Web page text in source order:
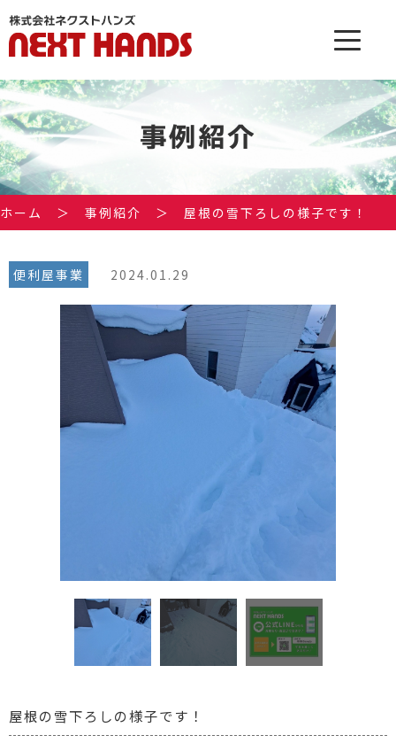
事例紹介
ホーム ＞ 事例紹介 ＞ 屋根の雪下ろしの様子です！
便利屋事業 2024.01.29
屋根の雪下ろしの様子です！